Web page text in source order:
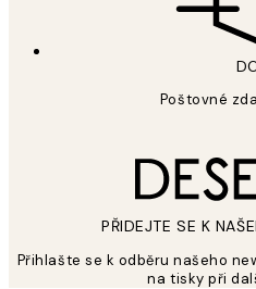
Poštovné
PŘIDEJTE SE K
Přihlašte se k odběru našeho
na tisky při